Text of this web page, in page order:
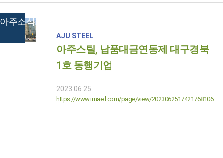
AJU STEEL
아주스틸, 납품대금연동제 대구경북
1호 동행기업
2023.06.25
https://www.imaeil.com/page/view/2023062517421768106
아주소식